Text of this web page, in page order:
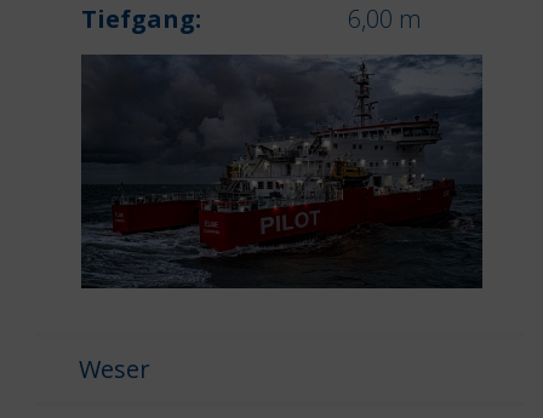
Tiefgang:
6,00 m
Weser